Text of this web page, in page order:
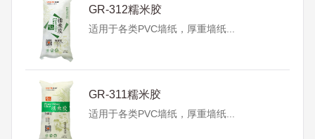
GR-312糯米胶
适用于各类PVC墙纸，厚重墙纸...
GR-311糯米胶
适用于各类PVC墙纸，厚重墙纸...